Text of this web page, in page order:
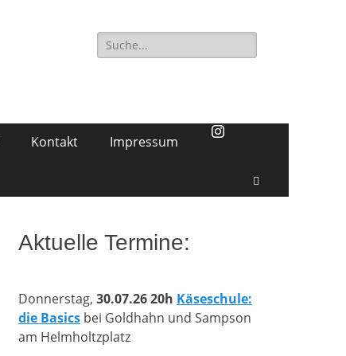
Suchen
nach:
Kontakt Impressum
Aktuelle Termine:
Donnerstag, 30.07.26 20h Käseschule:
die Basics bei Goldhahn und Sampson
am Helmholtzplatz